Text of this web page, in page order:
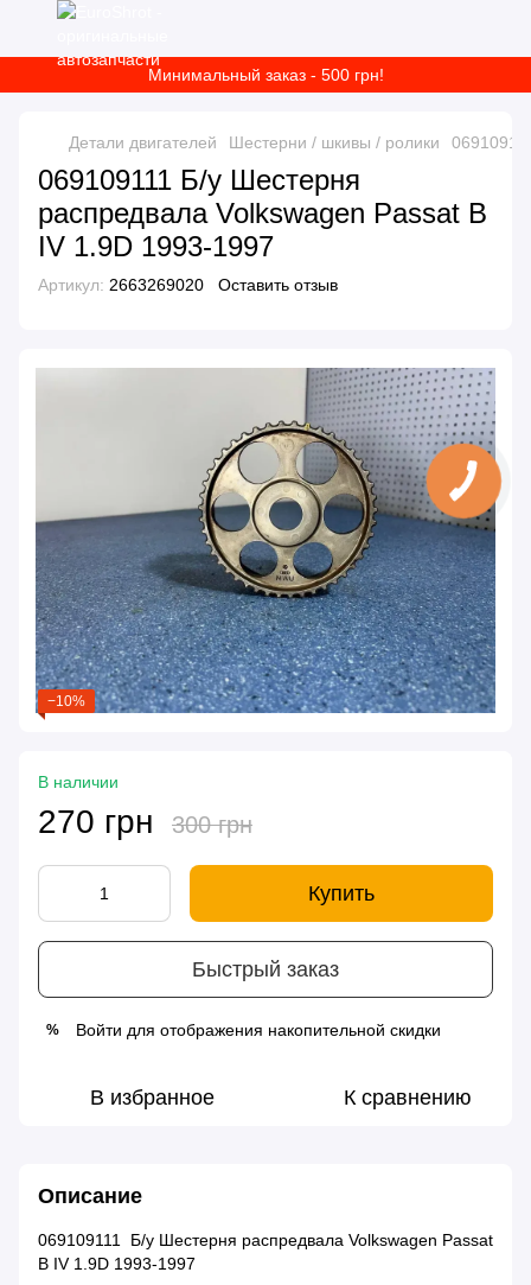
Минимальный заказ - 500 грн!
Детали двигателей Шестерни / шкивы / ролики
069109111 Б/у Шестерня
распредвала Volkswagen Passat B
IV 1.9D 1993-1997
Артикул: 2663269020 Оставить отзыв
−10%
В наличии
270 грн 300 грн
Купить
Быстрый заказ
% Войти для отображения накопительной скидки
В избранное К сравнению
Описание
069109111 Б/у Шестерня распредвала Volkswagen Passat
B IV 1.9D 1993-1997